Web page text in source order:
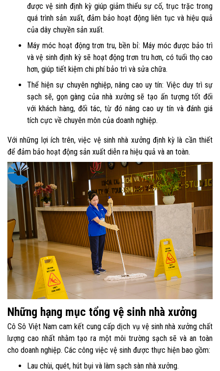
được vệ sinh định kỳ giúp giảm thiểu sự cố, trục trặc trong
quá trình sản xuất, đảm bảo hoạt động liên tục và hiệu quả
của dây chuyền sản xuất.
Máy móc hoạt động trơn tru, bền bỉ: Máy móc được bảo trì
và vệ sinh định kỳ sẽ hoạt động trơn tru hơn, có tuổi thọ cao
hơn, giúp tiết kiệm chi phí bảo trì và sửa chữa.
Thể hiện sự chuyên nghiệp, nâng cao uy tín: Việc duy trì sự
sạch sẽ, gọn gàng của nhà xưởng sẽ tạo ấn tượng tốt đối
với khách hàng, đối tác, từ đó nâng cao uy tín và đánh giá
tích cực về chuyên môn của doanh nghiệp.
Với những lợi ích trên, việc vệ sinh nhà xưởng định kỳ là cần thiết
để đảm bảo hoạt động sản xuất diễn ra hiệu quả và an toàn.
Những hạng mục tổng vệ sinh nhà xưởng
Cô Sô Việt Nam cam kết cung cấp dịch vụ vệ sinh nhà xưởng chất
lượng cao nhất nhằm tạo ra một môi trường sạch sẽ và an toàn
cho doanh nghiệp. Các công việc vệ sinh được thực hiện bao gồm:
Lau chùi, quét, hút bụi và làm sạch sàn nhà xưởng.